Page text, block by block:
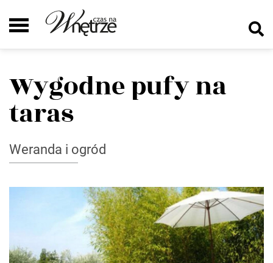
Wygodne pufy na
taras
Weranda i ogród